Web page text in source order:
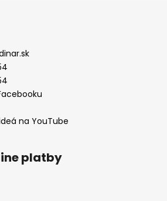
na YouTube
platby